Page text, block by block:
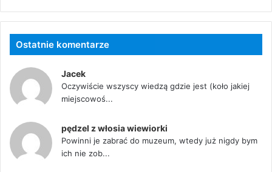
Ostatnie komentarze
Jacek
Oczywiście wszyscy wiedzą gdzie jest (koło jakiej
miejscowoś...
pędzel z włosia wiewiorki
Powinni je zabrać do muzeum, wtedy już nigdy bym
ich nie zob...